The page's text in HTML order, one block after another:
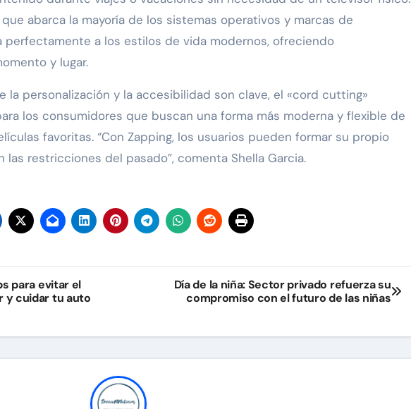
abarca la mayoría de los sistemas operativos y marcas de
perfectamente a los estilos de vida modernos, ofreciendo
y lugar.
la personalización y la accesibilidad son clave, el «cord cutting»
los consumidores que buscan una forma más moderna y flexible de
favoritas. “Con Zapping, los usuarios pueden formar su propio
restricciones del pasado”, comenta Shella Garcia.
para evitar el
y cuidar tu auto
Día de la niña: Sector privado refuerza su
compromiso con el futuro de las niñas